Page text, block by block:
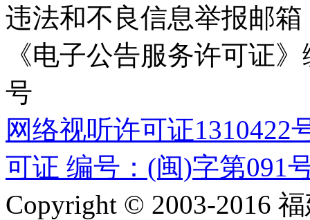
违法和不良信息举报邮箱
《电子公告服务许可证
号
网络视听许可证1310422
可证 编号：(闽)字第091
Copyright © 2003-2016